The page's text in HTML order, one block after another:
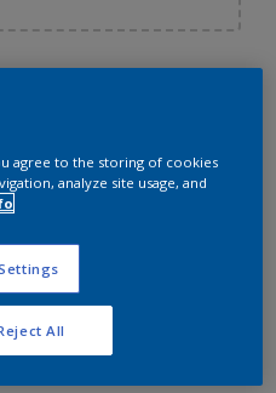
cat
agree to the storing of cookies
analyze site usage, and
All